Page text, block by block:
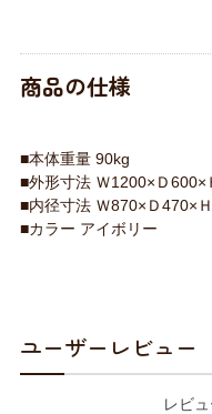
商品の仕様
■本体重量 90kg
■外形寸法 Ｗ1200×Ｄ600×
■内径寸法 Ｗ870×Ｄ470×Ｈ
■カラー アイボリー
ユーザーレビュー
レビ